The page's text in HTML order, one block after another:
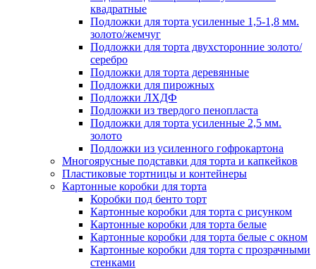
квадратные
Подложки для торта усиленные 1,5-1,8 мм.
золото/жемчуг
Подложки для торта двухсторонние золото/
серебро
Подложки для торта деревянные
Подложки для пирожных
Подложки ЛХДФ
Подложки из твердого пенопласта
Подложки для торта усиленные 2,5 мм.
золото
Подложки из усиленного гофрокартона
Многоярусные подставки для торта и капкейков
Пластиковые тортницы и контейнеры
Картонные коробки для торта
Коробки под бенто торт
Картонные коробки для торта с рисунком
Картонные коробки для торта белые
Картонные коробки для торта белые с окном
Картонные коробки для торта с прозрачными
стенками